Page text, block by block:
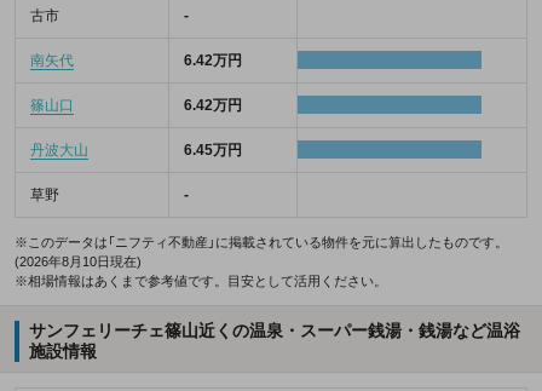
古市 -
南矢代 6.42万円
篠山口 6.42万円
丹波大山 6.45万円
草野 -
※このデータは「ニフティ不動産」に掲載されている物件を元に算出したものです。
(2026年8月10日現在)
※相場情報はあくまで参考値です。目安として活用ください。
サンフェリーチェ篠山近くの温泉・スーパー銭湯・銭湯など温浴
施設情報